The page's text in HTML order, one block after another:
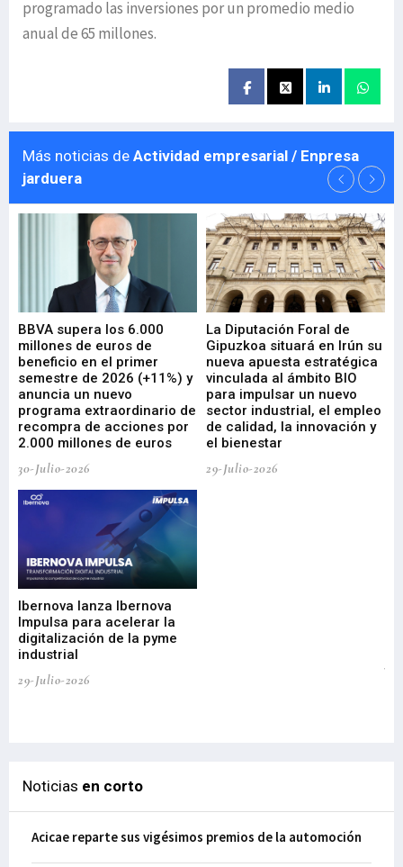
programado las inversiones por un promedio medio
anual de 65 millones.
Más noticias de Actividad empresarial / Enpresa
jarduera
BBVA supera los 6.000
millones de euros de
beneficio en el primer
semestre de 2026 (+11%) y
anuncia un nuevo
programa extraordinario de
recompra de acciones por
2.000 millones de euros
30-Julio-2026
La Diputación Foral de
Gipuzkoa situará en Irún su
nueva apuesta estratégica
vinculada al ámbito BIO
para impulsar un nuevo
sector industrial, el empleo
de calidad, la innovación y
el bienestar
29-Julio-2026
Ibernova lanza Ibernova
Impulsa para acelerar la
digitalización de la pyme
industrial
29-Julio-2026
Noticias en corto
Acicae reparte sus vigésimos premios de la automoción